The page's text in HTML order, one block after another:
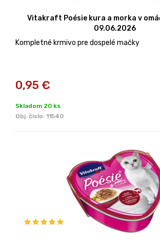
Vitakraft Poésie kura a morka v
09.06.2026
Kompletné krmivo pre dospelé mačky
0,95 €
Skladom 20 ks
Obj. čislo: 11540